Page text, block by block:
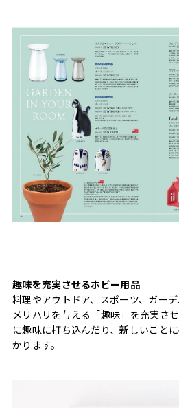
趣味を充実させるホビー用品
料理やアウトドア、スポーツ、ガー
メリハリを与える「趣味」を充実さ
に趣味に打ち込んだり、新しいこと
かります。